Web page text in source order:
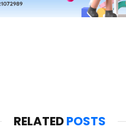
RELATEDPOSTS